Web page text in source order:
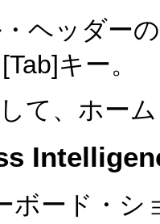
ヘッダー
キー。
て、ホー
ボード・